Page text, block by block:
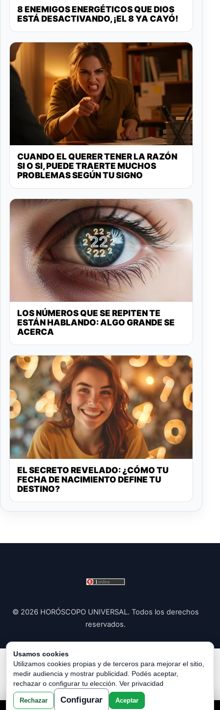
8 ENEMIGOS ENERGÉTICOS QUE DIOS
ESTÁ DESACTIVANDO, ¡EL 8 YA CAYÓ!
CUANDO EL QUERER TENER LA RAZÓN
SI O SI, PUEDE TRAERTE MUCHOS
PROBLEMAS SEGÚN TU SIGNO
LOS NÚMEROS QUE SE REPITEN TE
ESTÁN HABLANDO: ALGO GRANDE SE
ACERCA
EL SECRETO REVELADO: ¿CÓMO TU
FECHA DE NACIMIENTO DEFINE TU
DESTINO?
© 2026 HORÓSCOPO UNIVERSAL. Todos los derechos
reservados.
Política de Privacidad | Política de Cookies |
Configurar
Cookies
| Términos y Condiciones | Contacto |
Nosotros
| Aviso Legal
Usamos cookies
Utilizamos cookies propias y de terceros para mejorar el sitio,
medir audiencia y mostrar publicidad. Podés aceptar,
rechazar o configurar tu elección. Ver privacidad
Rechazar Configurar Aceptar